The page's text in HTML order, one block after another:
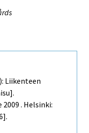
Liikenteen
2009 . Helsinki: